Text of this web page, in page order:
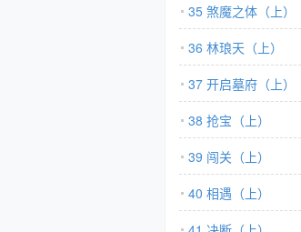
35 煞魔之体（上）
36 林琅天（上）
37 开启墓府（上）
38 抢宝（上）
39 闯关（上）
40 相遇（上）